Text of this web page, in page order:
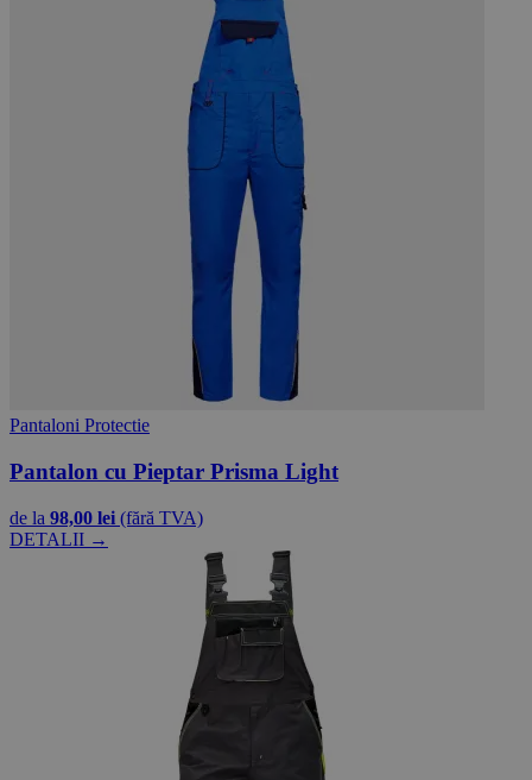
Pantaloni Protectie
Pantalon cu Pieptar Prisma Light
de la 98,00 lei (fără TVA)
DETALII →